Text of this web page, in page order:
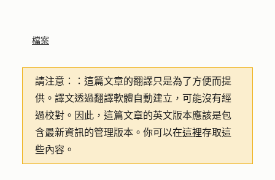
檔案
請注意：
：這篇文章的翻譯只是為了方便而提
供。譯文透過翻譯軟體自動建立，可能沒有經
過校對。因此，這篇文章的英文版本應該是包
含最新資訊的管理版本。你可以在這裡存取這
些內容。